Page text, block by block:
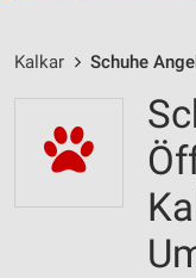
Kalkar Schuhe